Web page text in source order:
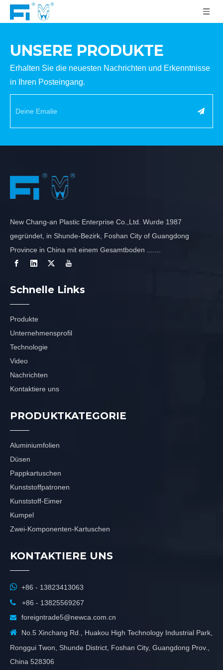
UNSERE PRODUKTE
Erhalten Sie die neuesten Nachrichten und Erkenntnisse
in Ihren Posteingang.
New Chang-an Plastic Enterprise Co.,Ltd. Wurde 1987
gegründet, in Shunde-Bezirk, Foshan City of Guangdong
Province in China mit einem Gesamtboden .......
Schnelle Links
Produkte
Unternehmensprofil
Technologie
Video
Nachrichten
Kontaktiere uns
PRODUKTKATEGORIE
Aluminiumfolien
Düsen
Pappkartuschen
Kunststoffpatronen
Kunststoff-Eimer
Kumpel
Zwei-Komponenten-Kartuschen
KONTAKTIERE UNS
 +86 - 13823413063
 +86 - 13825569267

foreigntrade5@newca.com.cn
 No.5 Xinchang Rd., Huakou High Technology Industrial Park,
Ronggui Twon, Shunde District, Foshan City, Guangdong Prov.,
China 528306